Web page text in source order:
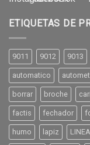
ETIQUETAS DE
9011 9012 9013
automatico
borrar broche
factis fechador
humo lapiz